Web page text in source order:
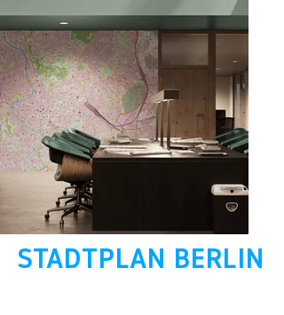
STADTPLAN BERLIN